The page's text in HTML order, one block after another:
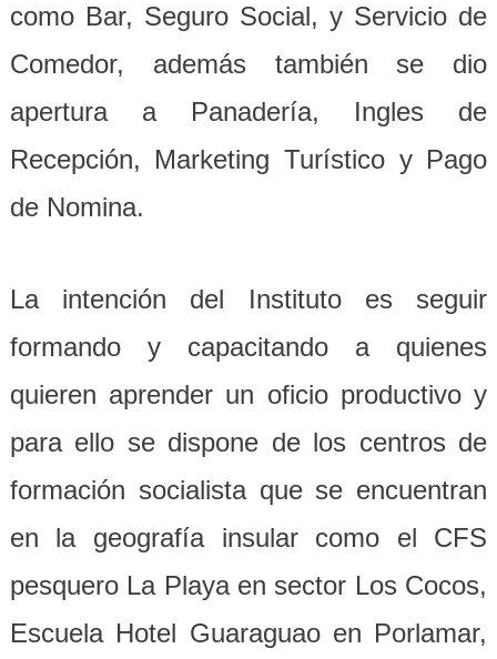
como Bar, Seguro Social, y Servicio de
Comedor, además también se dio
apertura a Panadería, Ingles de
Recepción, Marketing Turístico y Pago
de Nomina.
La intención del Instituto es seguir
formando y capacitando a quienes
quieren aprender un oficio productivo y
para ello se dispone de los centros de
formación socialista que se encuentran
en la geografía insular como el CFS
pesquero La Playa en sector Los Cocos,
Escuela Hotel Guaraguao en Porlamar,